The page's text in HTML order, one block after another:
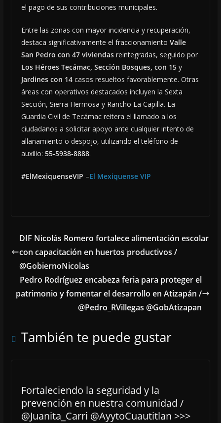
el pago de sus contribuciones municipales.
Entre las zonas con mayor incidencia y recuperación,
destaca significativamente el fraccionamiento Valle
San Pedro con 47 viviendasreintegradas, seguido por
Los Héroes Tecámac, Sección Bosques, con 15y
Jardines con 14casos resueltos favorablemente. Otras
áreas con operativos destacados incluyen la Sexta
Sección, Sierra Hermosa y Rancho La Capilla. La
Guardia Civil de Tecámac reitera el llamado a los
ciudadanos a solicitar apoyo ante cualquier intento de
allanamiento o despojo, utilizando el teléfono de
auxilio: 55-5938-8888.
#ElMexiquenseVIP –El Mexiquense VIP
DIF Nicolás Romero fortalece alimentación escolar
con capacitación en huertos productivos /
@GobiernoNicolas
Pedro Rodríguez encabeza feria para proteger el
patrimonio y fomentar el desarrollo en Atizapán /
@Pedro_RVillegas @GobAtizapan
También te puede gustar
Fortaleciendo la seguridad y la
prevención en nuestra comunidad /
@Juanita_Carri @AyytoCuautitlan >>>